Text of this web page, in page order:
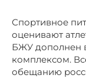
Спортивное
оценивают
БЖУ дополнен
комплексом.
обещанию